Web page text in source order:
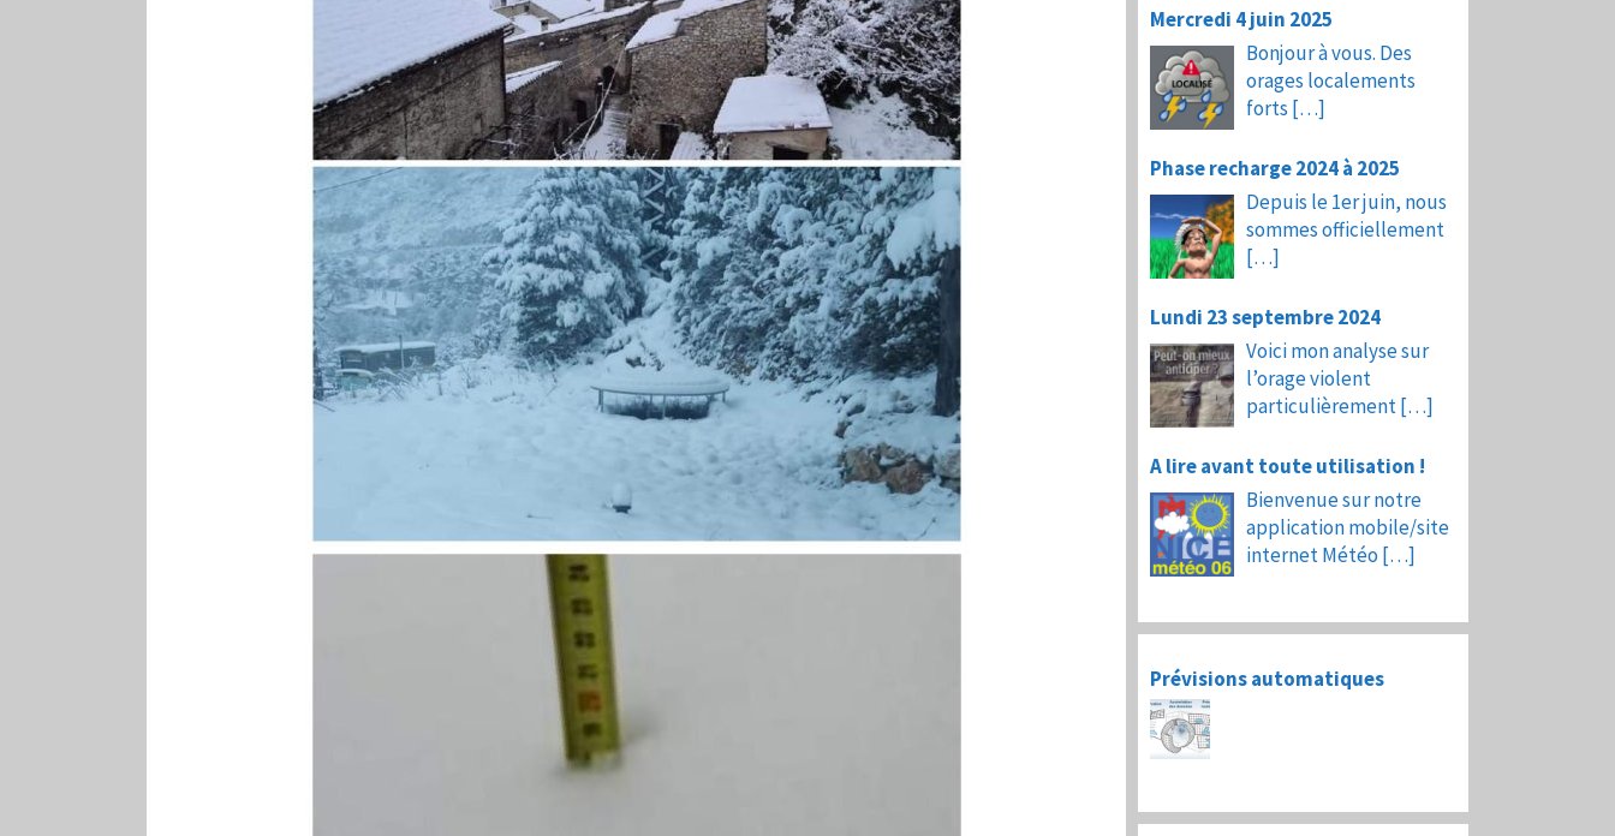
Mercredi 4 juin 2025
Bonjour à vous. Des
orages localements
forts […]
Phase recharge 2024 à 2025
Depuis le 1er juin, nous
sommes officiellement
[…]
Lundi 23 septembre 2024
Voici mon analyse sur
l’orage violent
particulièrement[…]
A lire avant toute utilisation !
Bienvenue sur notre
application mobile/site
internet Météo […]
Prévisions automatiques